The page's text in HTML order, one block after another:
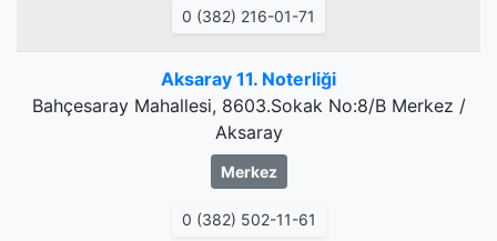
0 (382) 216-01-71
Aksaray 11. Noterliği
Bahçesaray Mahallesi, 8603.Sokak No:8/B Merkez /
Aksaray
Merkez
0 (382) 502-11-61